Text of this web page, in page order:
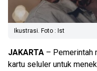
Ikustrasi. Foto : Ist
JAKARTA – Pemerintah
kartu seluler untuk